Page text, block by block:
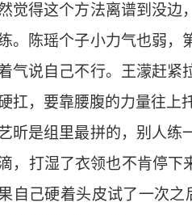
觉得这个方法离谱到没边
。陈瑶个子小力气也弱，
气说自己不行。王濛赶紧
扛，要靠腰腹的力量往上托
昕是组里最拼的，别人练
，打湿了衣领也不肯停下
自己硬着头皮试了一次